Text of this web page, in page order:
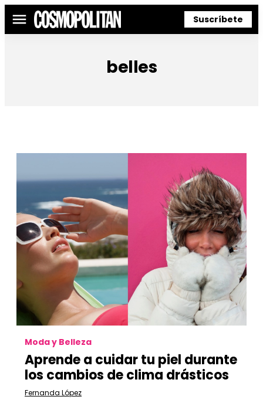
Menú Suscríbete
belles
Moda y Belleza
Aprende a cuidar tu piel durante
los cambios de clima drásticos
Fernanda López